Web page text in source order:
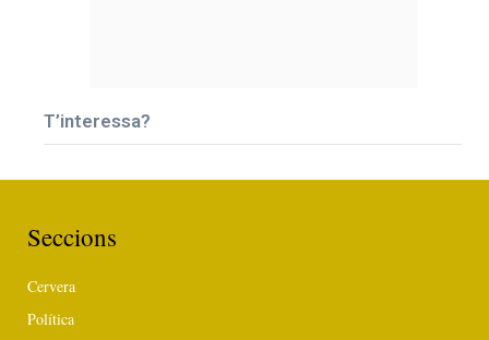
T’interessa?
Seccions
Cervera
Política